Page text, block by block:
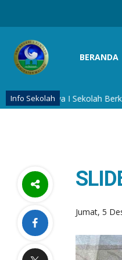
BERANDA
Info Sekolah
Budaya I Sekolah
Jumat, 5